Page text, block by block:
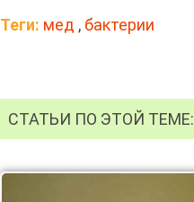
Теги: мед , бактерии
СТАТЬИ ПО ЭТОЙ ТЕМЕ: